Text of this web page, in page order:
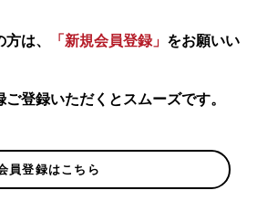
は、 「新規会員登録」 をお願いい
登録いただくとスムーズです。
員登録はこちら